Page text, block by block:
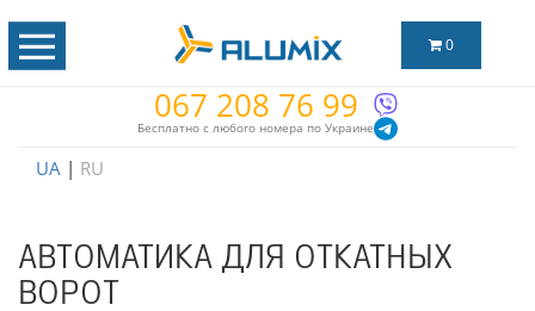
0
067 208 76 99
Бесплатно с любого номера по Украине
UA | RU
АВТОМАТИКА ДЛЯ ОТКАТНЫХ
ВОРОТ